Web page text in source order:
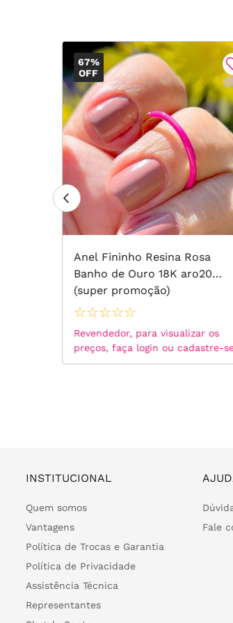
67%
OFF
Anel Fininho Resina Rosa
Banho de Ouro 18K aro20
(super promoção)
☆☆☆☆☆
Revendedor, para visualizar os
preços, faça login ou cadastre-
INSTITUCIONAL
Quem somos
Vantagens
Política de Trocas e Garantia
Política de Privacidade
Assistência Técnica
Representantes
Fale